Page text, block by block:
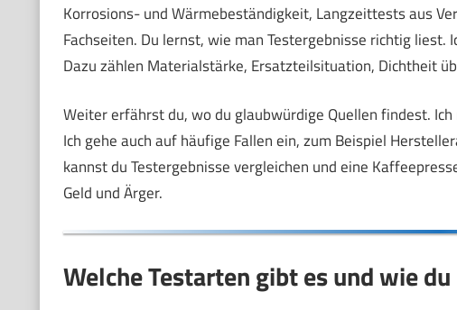
Korrosions- und Wärmebeständigkeit, Langzeittests aus
Fachseiten. Du lernst, wie man Testergebnisse richtig
Dazu zählen Materialstärke, Ersatzteilsituation, Dichtheit
Weiter erfährst du, wo du glaubwürdige Quellen findest.
Ich gehe auch auf häufige Fallen ein, zum Beispiel
kannst du Testergebnisse vergleichen und eine
Geld und Ärger.
Welche Testarten gibt es und wie